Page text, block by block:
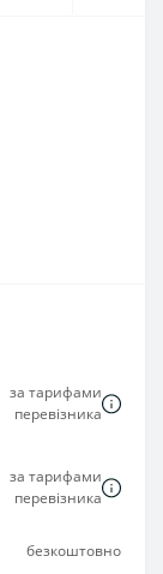
за тарифами
перевізника
за тарифами
перевізника
безкоштовно